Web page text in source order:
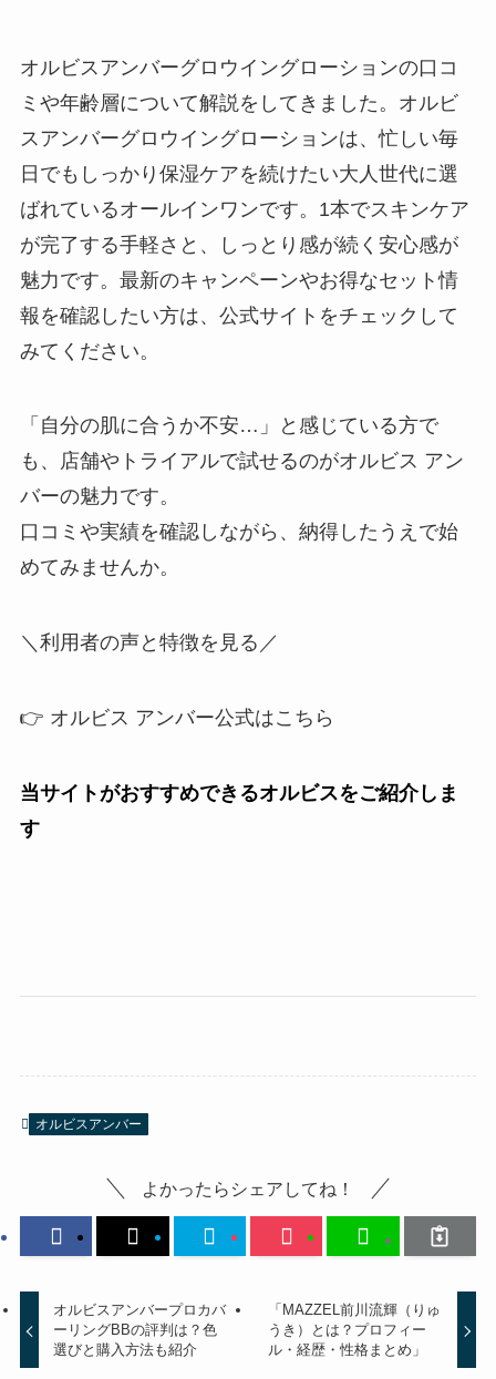
オルビスアンバーグロウイングローションの口コ
ミや年齢層について解説をしてきました。オルビ
スアンバーグロウイングローションは、忙しい毎
日でもしっかり保湿ケアを続けたい大人世代に選
ばれているオールインワンです。1本でスキンケア
が完了する手軽さと、しっとり感が続く安心感が
魅力です。最新のキャンペーンやお得なセット情
報を確認したい方は、公式サイトをチェックして
みてください。
「自分の肌に合うか不安…」と感じている方で
も、店舗やトライアルで試せるのがオルビス アン
バーの魅力です。
口コミや実績を確認しながら、納得したうえで始
めてみませんか。
＼利用者の声と特徴を見る／
👉 オルビス アンバー公式はこちら
当サイトがおすすめできるオルビスをご紹介しま
す
オルビスアンバー
よかったらシェアしてね！
オルビスアンバープロカバ
ーリングBBの評判は？色
選びと購入方法も紹介
「MAZZEL前川流輝（りゅ
うき）とは？プロフィー
ル・経歴・性格まとめ」